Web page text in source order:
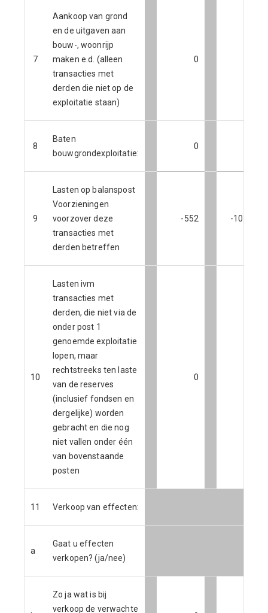
7
Aankoop van grond
en de uitgaven aan
bouw-, woonrijp
maken e.d. (alleen
transacties met
derden die niet op de
exploitatie staan)
0
8
Baten
bouwgrondexploitatie:
0
9
Lasten op balanspost
Voorzieningen
voorzover deze
transacties met
derden betreffen
-552 -10.036
10
Lasten ivm
transacties met
derden, die niet via de
onder post 1
genoemde exploitatie
lopen, maar
rechtstreeks ten laste
van de reserves
(inclusief fondsen en
dergelijke) worden
gebracht en die nog
niet vallen onder één
van bovenstaande
posten
0
11 Verkoop van effecten:
a
Gaat u effecten
verkopen? (ja/nee)
Zo ja wat is bij
verkoop de verwachte